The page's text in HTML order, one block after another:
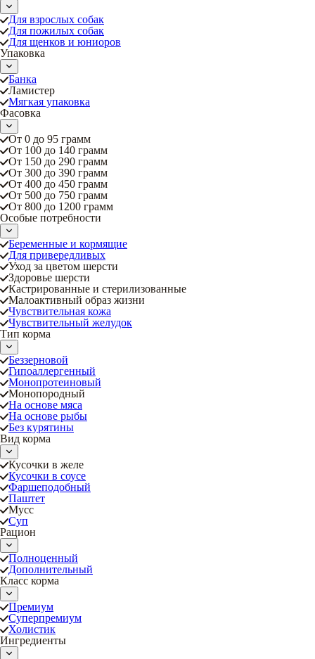
Для взрослых собак
Для пожилых собак
Для щенков и юниоров
Упаковка
Банка
Ламистер
Мягкая упаковка
Фасовка
От 0 до 95 грамм
От 100 до 140 грамм
От 150 до 290 грамм
От 300 до 390 грамм
От 400 до 450 грамм
От 500 до 750 грамм
От 800 до 1200 грамм
Особые потребности
Беременные и кормящие
Для привередливых
Уход за цветом шерсти
Здоровье шерсти
Кастрированные и стерилизованные
Малоактивный образ жизни
Чувствительная кожа
Чувствительный желудок
Тип корма
Беззерновой
Гипоаллергенный
Монопротеиновый
Монопородный
На основе мяса
На основе рыбы
Без курятины
Вид корма
Кусочки в желе
Кусочки в соусе
Фаршеподобный
Паштет
Мусс
Суп
Рацион
Полноценный
Дополнительный
Класс корма
Премиум
Суперпремиум
Холистик
Ингредиенты